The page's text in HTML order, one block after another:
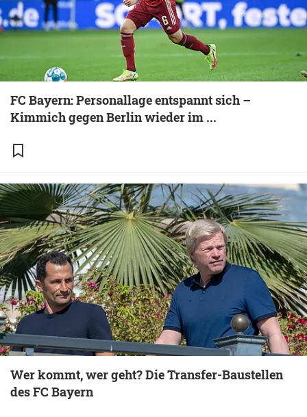
FC Bayern: Personallage entspannt sich –
Kimmich gegen Berlin wieder im ...
Wer kommt, wer geht? Die Transfer-Baustellen
des FC Bayern